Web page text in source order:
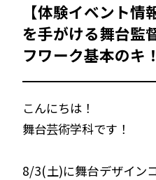
【体験イベント
を手がける舞台監
フワーク基本のキ！
こんにちは！
舞台芸術学科です！
8/3(土)に舞台デザイン